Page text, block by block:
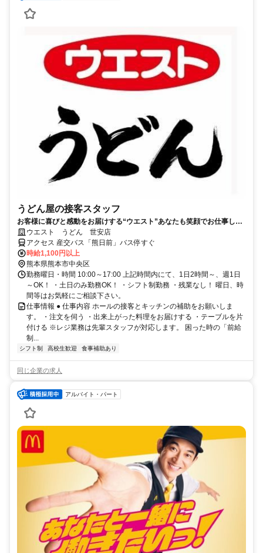
うどん屋の接客スタッフ
お客様に喜びと感動をお届けする“ウエスト”あなたも笑顔でお仕事しま
せんか？
ウエスト うどん 世安店
アクセス 産交バス「熊日前」バス停すぐ
時給1,100円以上
熊本県熊本市中央区
勤務曜日・時間 10:00～17:00 上記時間内にて、1日2時間～、週1日
～OK！ ・土日のみ勤務OK！ ・シフト制勤務 ・残業なし！ 曜日、時
間等はお気軽にご相談下さい。
仕事情報 ● 仕事内容 ホールの接客とキッチンの補助をお願いしま
す。 ・注文を伺う ・出来上がった料理をお届けする ・テーブルを片
付ける ※レジ業務は先輩スタッフが対応します。 困った時の「前給
制...
シフト制 高校生歓迎 食事補助あり
同じ企業の求人
アルバイト・パート